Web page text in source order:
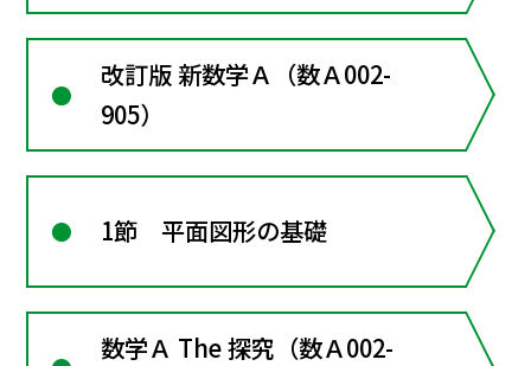
改訂版 新数学Ａ（数Ａ002-
905）
1節 平面図形の基礎
数学Ａ The 探究（数Ａ002-